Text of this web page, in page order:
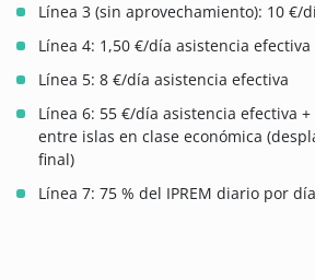
Línea 3 (sin aprovechamiento): 10 €/
Línea 4: 1,50 €/día asistencia efectiva
Línea 5: 8 €/día asistencia efectiva
Línea 6: 55 €/día asistencia efectiva
entre islas en clase económica
final)
Línea 7: 75 % del IPREM diario por